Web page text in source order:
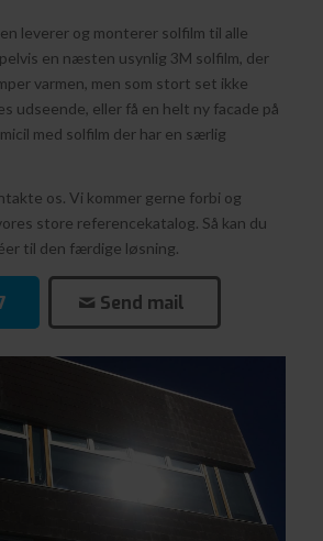
leverer og monterer solfilm til alle
en næsten usynlig 3M solfilm, der
varmen, men som stort set ikke
udseende, eller få en helt ny facade på
med solfilm der har en særlig
os. Vi kommer gerne forbi og
store referencekatalog. Så kan du
til den færdige løsning.
Send mail